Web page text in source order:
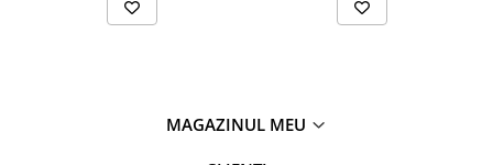
MAGAZINUL MEU